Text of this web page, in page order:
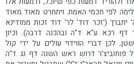
לפי חכמי האמת. ויתחרט מאוד מאוד
('זכר דוד' לר' דוד זכות ממודינא
רכא ע"א ד"ה ובהכנה דרבה). וכיון
לכן דברי הווידוי עולים על ידי קול
פוחוביצ'ר דרוש ראש השנה דף נג ד"ה